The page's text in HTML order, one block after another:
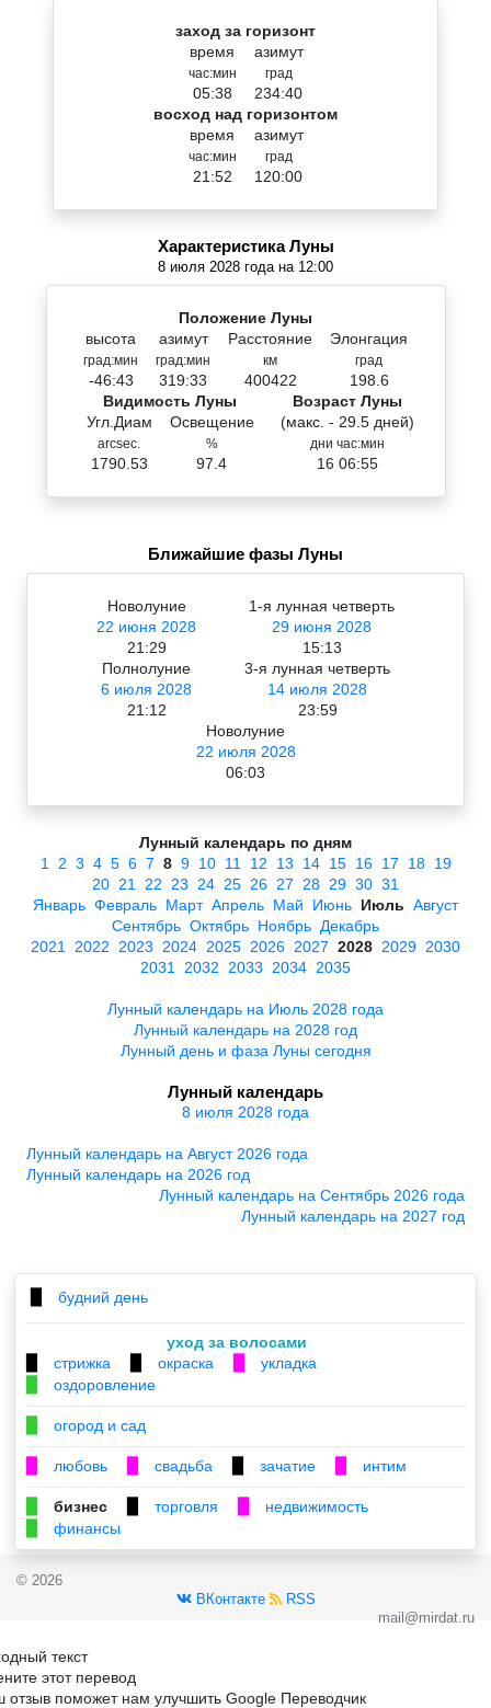
заход за горизонт
время
час:мин
05:38
азимут
град
234:40
восход над горизонтом
время
час:мин
21:52
азимут
град
120:00
Характеристика Луны
8 июля 2028 года на 12:00
Положение Луны
высота
град:мин
-46:43
азимут
град:мин
319:33
Расстояние
км
400422
Элонгация
град
198.6
Видимость Луны
Угл.Диам
arcsec.
1790.53
Освещение
%
97.4
Возраст Луны
(макс. - 29.5 дней)
дни час:мин
16 06:55
Ближайшие фазы Луны
Новолуние
22 июня 2028
21:29
1-я лунная четверть
29 июня 2028
15:13
Полнолуние
6 июля 2028
21:12
3-я лунная четверть
14 июля 2028
23:59
Новолуние
22 июля 2028
06:03
Лунный календарь по дням
1
2 3 4 5 6 7 8 9 10 11 12 13 14 15 16 17 18 19
20 21 22 23 24 25 26 27 28 29 30 31
Январь Февраль Март Апрель Май Июнь Июль Август
Сентябрь Октябрь Ноябрь Декабрь
2021
2022 2023 2024 2025 2026 2027 2028 2029 2030
2031
2032 2033 2034 2035
Лунный календарь на Июль 2028 года
Лунный календарь на 2028 год
Лунный день и фаза Луны сегодня
Лунный календарь
8 июля 2028 года
Лунный календарь на Август 2026 года
Лунный календарь на 2026 год
Лунный календарь на Сентябрь 2026 года
Лунный календарь на 2027 год
будний день
уход за волосами
стрижка окраска укладка
оздоровление
огород и сад
любовь свадьба зачатие интим
бизнес торговля недвижимость
финансы
© 2026
ВКонтакте
RSS
mail@mirdat.ru
текст
этот перевод
отзыв поможет нам улучшить Google Переводчик